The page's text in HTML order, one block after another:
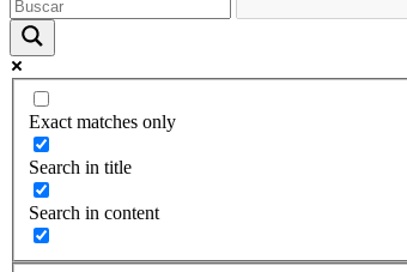
Exact matches only
Search in title
Search in content